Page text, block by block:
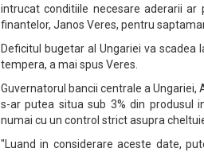
intrucat conditiile necesare aderarii
finantelor, Janos Veres, pentru
Deficitul bugetar al Ungariei va scadea
tempera, a mai spus Veres.
Guvernatorul bancii centrale a
s-ar putea situa sub 3% din produsul
numai cu un control strict asupra
"Luand in considerare aceste date,